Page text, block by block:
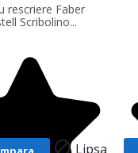
rapida
rescriere Faber
Scribolino...
Lipsa